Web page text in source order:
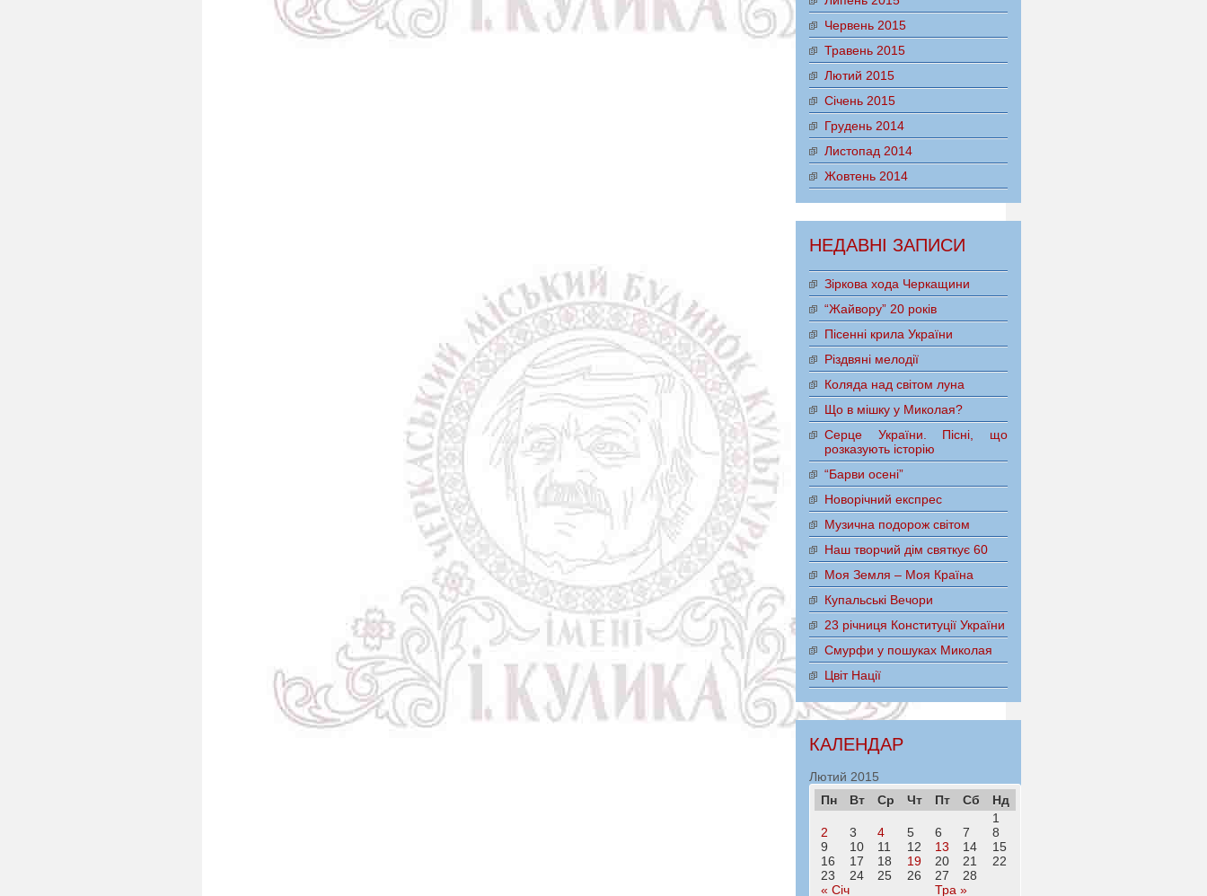
Червень 2015
Травень 2015
Лютий 2015
Січень 2015
Грудень 2014
Листопад 2014
Жовтень 2014
НЕДАВНІ ЗАПИСИ
Зіркова хода Черкащини
“Жайвору” 20 років
Пісенні крила України
Різдвяні мелодії
Коляда над світом луна
Що в мішку у Миколая?
Серце України. Пісні, що
розказують історію
“Барви осені”
Новорічний експрес
Музична подорож світом
Наш творчий дім святкує 60
Моя Земля – Моя Країна
Купальські Вечори
23 річниця Конституції України
Смурфи у пошуках Миколая
Цвіт Нації
КАЛЕНДАР
Лютий 2015
Пн
Вт Ср Чт Пт Сб Нд
« Січ Тра »
1
2
3 4 5 6 7
8
9
10 11 12 13 14
15
16
17 18 19 20 21
22
23
24 25 26 27 28